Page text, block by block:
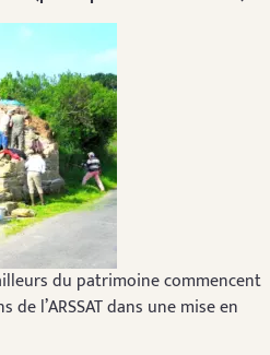
du patrimoine commencent
l’ARSSAT dans une mise en